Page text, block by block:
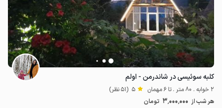
کلبه سوئیسی در شاندرمن - اولم
2 خوابه . 80 متر . تا 6 مهمان 5 (51 نظر)
هر شب از 3٬000٬000 تومان